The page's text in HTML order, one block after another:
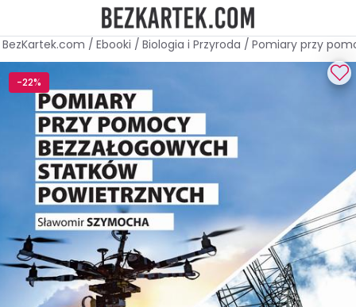
BezKartek.com / Ebooki / Biologia i Przyroda / Pomiary przy
-22%